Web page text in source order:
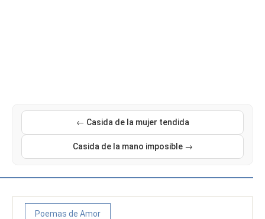
← Casida de la mujer tendida
Casida de la mano imposible →
Poemas de Amor